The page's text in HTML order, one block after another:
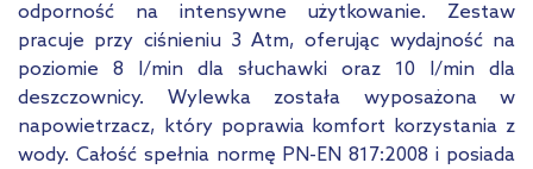
odporność na intensywne użytkowanie. Zestaw
pracuje przy ciśnieniu 3 Atm, oferując wydajność na
poziomie 8 l/min dla słuchawki oraz 10 l/min dla
deszczownicy. Wylewka została wyposażona w
napowietrzacz, który poprawia komfort korzystania z
wody. Całość spełnia normę PN-EN 817:2008 i posiada